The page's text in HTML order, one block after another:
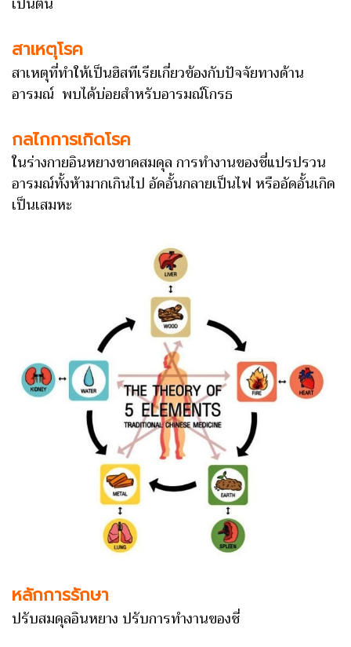
สาเหตุโรค
สาเหตุที่ทำให้เป็นฮิสทีเรียเกี่ยวข้องกับปัจจัยทางด้าน
อารมณ์ พบได้บ่อยสำหรับอารมณ์โกรธ
กลไกการเกิดโรค
ในร่างกายอินหยางขาดสมดุล การทำงานของชี่แปรปรวน
อารมณ์ทั้งห้ามากเกินไป อัดอั้นกลายเป็นไฟ หรืออัดอั้นเกิด
เป็นเสมหะ
หลักการรักษา
ปรับสมดุลอินหยาง ปรับการทำงานของชี่